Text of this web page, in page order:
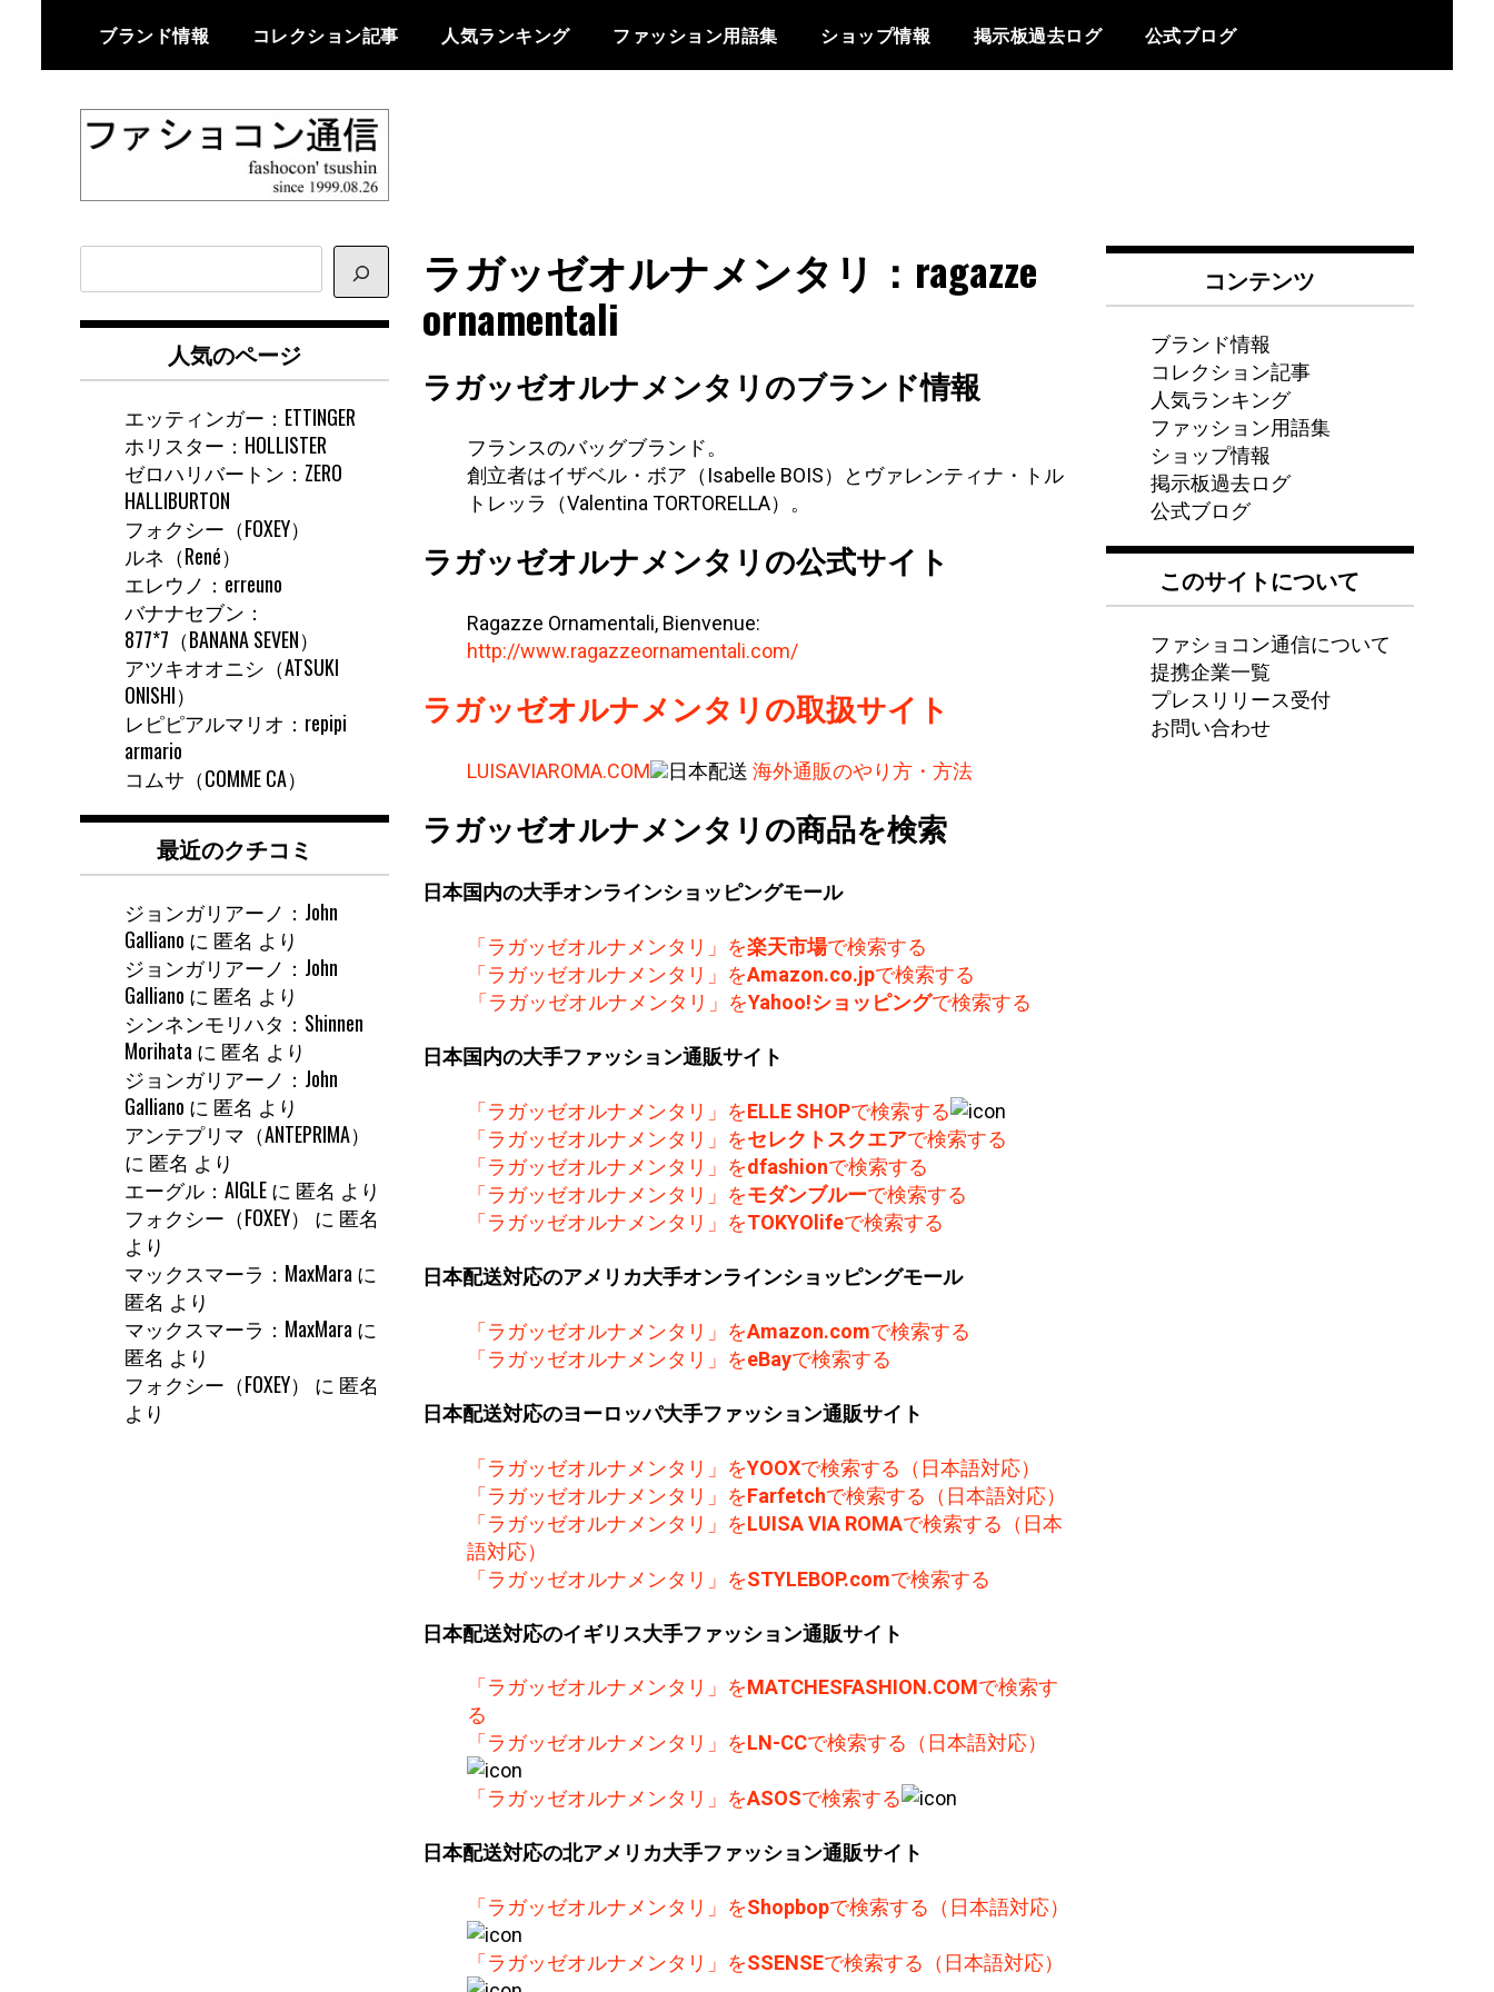
content
ブランド情報 コレクション記事 人気ランキング ファッション用語集 ショップ情報 掲示板過去ログ 公式ブログ
ファショコン通
信
ザイナーの観点からファッション
とモードを分析するファッション
ラガッゼオルナメンタリ：ragazze
ornamentali
ラガッゼオルナメンタリのブランド情報
フランスのバッグブランド。
創立者はイザベル・ボア（Isabelle BOIS）とヴァレンティナ・トル
トレッラ（Valentina TORTORELLA）。
ラガッゼオルナメンタリの公式サイト
Ragazze Ornamentali, Bienvenue:
http://www.ragazzeornamentali.com/
ラガッゼオルナメンタリの取扱サイト
LUISAVIAROMA.COM 日本配送 海外通販のやり方・方法
ラガッゼオルナメンタリの商品を検索
日本国内の大手オンラインショッピングモール
「ラガッゼオルナメンタリ」を楽天市場で検索する
「ラガッゼオルナメンタリ」をAmazon.co.jpで検索する
「ラガッゼオルナメンタリ」をYahoo!ショッピングで検索する
日本国内の大手ファッション通販サイト
「ラガッゼオルナメンタリ」をELLE SHOPで検索する
「ラガッゼオルナメンタリ」をセレクトスクエアで検索する
「ラガッゼオルナメンタリ」をdfashionで検索する
「ラガッゼオルナメンタリ」をモダンブルーで検索する
「ラガッゼオルナメンタリ」をTOKYOlifeで検索する
日本配送対応のアメリカ大手オンラインショッピングモール
「ラガッゼオルナメンタリ」をAmazon.comで検索する
「ラガッゼオルナメンタリ」をeBayで検索する
日本配送対応のヨーロッパ大手ファッション通販サイト
「ラガッゼオルナメンタリ」をYOOXで検索する（日本語対応）
「ラガッゼオルナメンタリ」をFarfetchで検索する（日本語対応）
「ラガッゼオルナメンタリ」をLUISA VIA ROMAで検索する（日本
語対応）
「ラガッゼオルナメンタリ」をSTYLEBOP.comで検索する
日本配送対応のイギリス大手ファッション通販サイト
「ラガッゼオルナメンタリ」をMATCHESFASHION.COMで検索す
る
「ラガッゼオルナメンタリ」をLN-CCで検索する（日本語対応）
「ラガッゼオルナメンタリ」をASOSで検索する
日本配送対応の北アメリカ大手ファッション通販サイト
「ラガッゼオルナメンタリ」をShopbopで検索する（日本語対応）
「ラガッゼオルナメンタリ」をSSENSEで検索する（日本語対応）
イ
ト
人気のページ
エッティンガー：ETTINGER
ホリスター：HOLLISTER
ゼロハリバートン：ZERO
HALLIBURTON
フォクシー（FOXEY）
ルネ（René）
エレウノ：erreuno
バナナセブン：
877*7（BANANA SEVEN）
アツキオオニシ（ATSUKI
ONISHI）
レピピアルマリオ：repipi
armario
コムサ（COMME CA）
最近のクチコミ
ジョンガリアーノ：John
Galliano に 匿名 より
ジョンガリアーノ：John
Galliano に 匿名 より
シンネンモリハタ：Shinnen
Morihataに 匿名 より
ジョンガリアーノ：John
Galliano に 匿名 より
アンテプリマ（ANTEPRIMA）
に 匿名 より
エーグル：AIGLEに 匿名 より
フォクシー（FOXEY）
に 匿名
より
マックスマーラ：MaxMaraに
匿名 より
マックスマーラ：MaxMaraに
匿名 より
フォクシー（FOXEY）
に 匿名
より
コンテンツ
ブランド情報
コレクション記事
人気ランキング
ファッション用語集
ショップ情報
掲示板過去ログ
公式ブログ
このサイトについて
ファショコン通信について
提携企業一覧
プレスリリース受付
お問い合わせ